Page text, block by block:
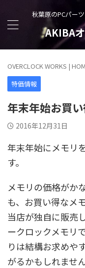
秋葉原のPCパー
AKIBA
OVERCLOCK WORKS |
特価情報
年末年始お買
2016年12月31日
年末年始にメモリ
す。
メモリの価格がか
も、お買い得なメ
当店が独自に販売
ークロックメモリ
りは結構お求めや
がるかもしれませ